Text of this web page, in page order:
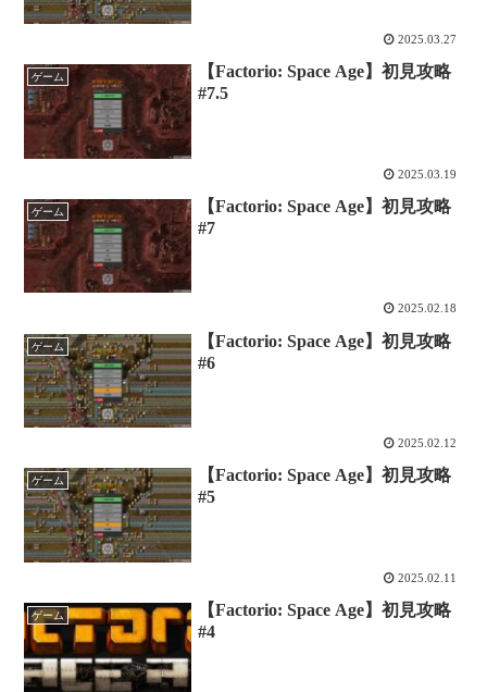
2025.03.27
ゲーム
【Factorio: Space Age】初見攻略
#7.5
2025.03.19
ゲーム
【Factorio: Space Age】初見攻略
#7
2025.02.18
ゲーム
【Factorio: Space Age】初見攻略
#6
2025.02.12
ゲーム
【Factorio: Space Age】初見攻略
#5
2025.02.11
ゲーム
【Factorio: Space Age】初見攻略
#4